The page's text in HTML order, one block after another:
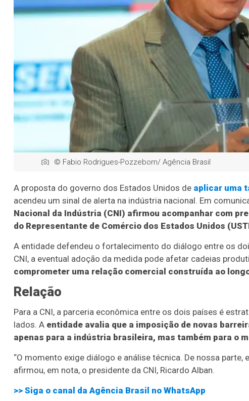
© Fabio Rodrigues-Pozzebom/ Agência Brasil
A proposta do governo dos Estados Unidos de aplicar uma
acendeu um sinal de alerta na indústria nacional. Em
Nacional da Indústria (CNI) afirmou acompanhar com
do Representante de Comércio dos Estados Unidos
A entidade defendeu o fortalecimento do diálogo entre os
CNI, a eventual adoção da medida pode afetar cadeias
comprometer uma relação comercial construída ao
Relação
Para a CNI, a parceria econômica entre os dois países é
lados. A entidade avalia que a imposição de novas
apenas para a indústria brasileira, mas também para o
“O momento exige diálogo e análise técnica. De nossa
afirmou, em nota, o presidente da CNI, Ricardo Alban.
>> Siga o canal da Agência Brasil no WhatsApp